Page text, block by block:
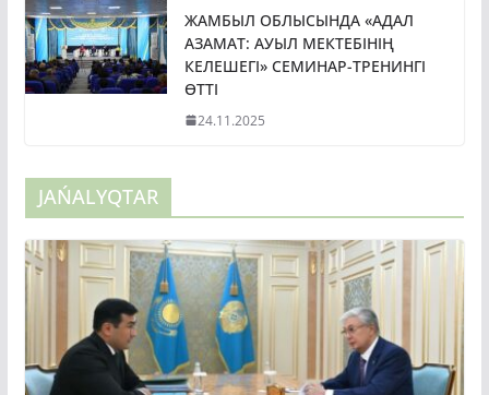
ЖАМБЫЛ ОБЛЫСЫНДА «АДАЛ
АЗАМАТ: АУЫЛ МЕКТЕБІНІҢ
КЕЛЕШЕГІ» СЕМИНАР-ТРЕНИНГІ
ӨТТІ
24.11.2025
JAŃALYQTAR